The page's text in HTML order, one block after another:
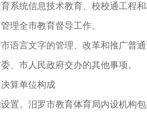
统信息技术教育、校校通工程和
全市教育督导工作。
言文字的管理、改革和推广普通
市人民政府交办的其他事项。
算单位构成
。汨罗市教育体育局内设机构包